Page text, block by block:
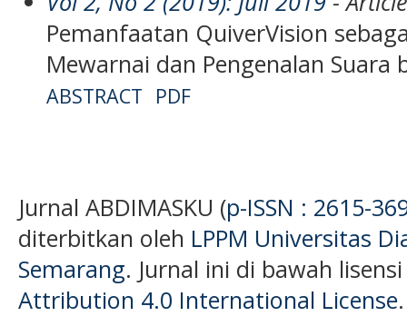
Pemanfaatan QuiverVision
Mewarnai dan Pengenalan Suara
ABSTRACT PDF
Jurnal ABDIMASKU (p-ISSN : 2615-
diterbitkan oleh LPPM Universitas
Semarang. Jurnal ini di bawah
Attribution 4.0 International License.